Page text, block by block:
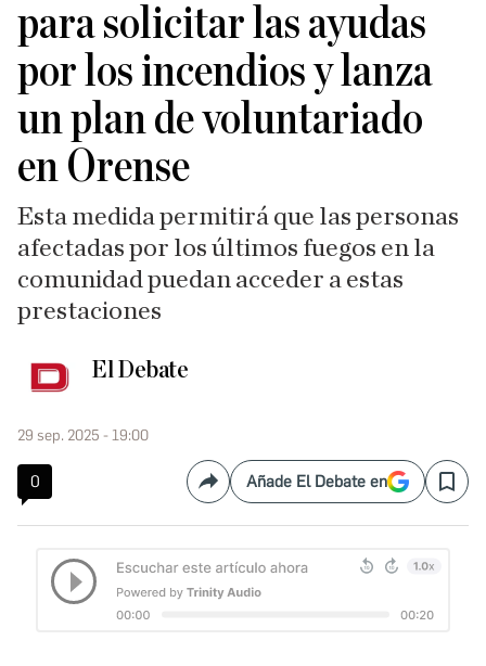
para solicitar las ayudas
por los incendios y lanza
un plan de voluntariado
en Orense
Esta medida permitirá que las personas
afectadas por los últimos fuegos en la
comunidad puedan acceder a estas
prestaciones
El Debate
29 sep. 2025 - 19:00
0 CompartirAñade El Debate en Save